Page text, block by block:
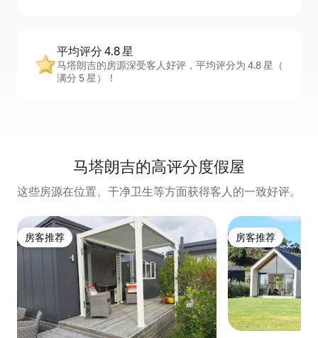
平均评分 4.8 星
马塔朗吉的房源深受客人好评，平均评分为 4.8 星（
满分 5 星）！
马塔朗吉的高评分度假屋
这些房源在位置、干净卫生等方面获得客人的一致好评。
房客推荐
房客推荐 房客推荐
房客推荐